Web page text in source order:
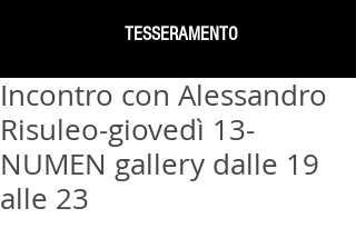
TESSERAMENTO
Incontro con Alessandro
Risuleo-giovedì 13-
NUMEN gallery dalle 19
alle 23